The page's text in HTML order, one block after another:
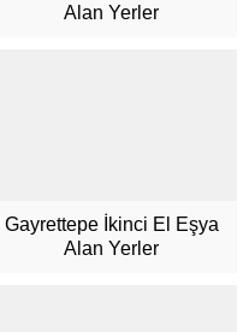
Alan Yerler
Gayrettepe İkinci El Eşya
Alan Yerler